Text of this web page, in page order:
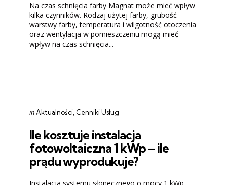
Na czas schnięcia farby Magnat może mieć wpływ
kilka czynników. Rodzaj użytej farby, grubość
warstwy farby, temperatura i wilgotność otoczenia
oraz wentylacja w pomieszczeniu mogą mieć
wpływ na czas schnięcia...
Categories
Posted
inAktualności Cenniki Usług
Ile kosztuje instalacja
fotowoltaiczna 1 kWp – ile
prądu wyprodukuje?